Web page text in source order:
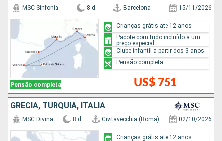
Pensão completa
MSC Sinfonia 8 d Barcelona 15/11/2026
US$ 751
Crianças grátis até 12 anos
Pacote com tudo incluído a um
preço especial
Clube infantil a partir dos 3 anos
Pensão completa
GRÉCIA, TURQUIA, ITÁLIA
MSC Divina 8 d Civitavecchia (Roma) 02/10/2026
Crianças grátis até 12 anos